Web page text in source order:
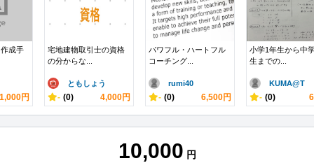
成手
1,000円
宅地建物取引士の資格
の分からな...
ともしょう
- (0) 4,000円
パワフル・ハートフル
コーチング...
rumi40
- (0) 6,500円
小学1年生から中
生までの...
KUMA@T
- (0)
10,000 円